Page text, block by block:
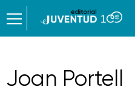
Joan Portell